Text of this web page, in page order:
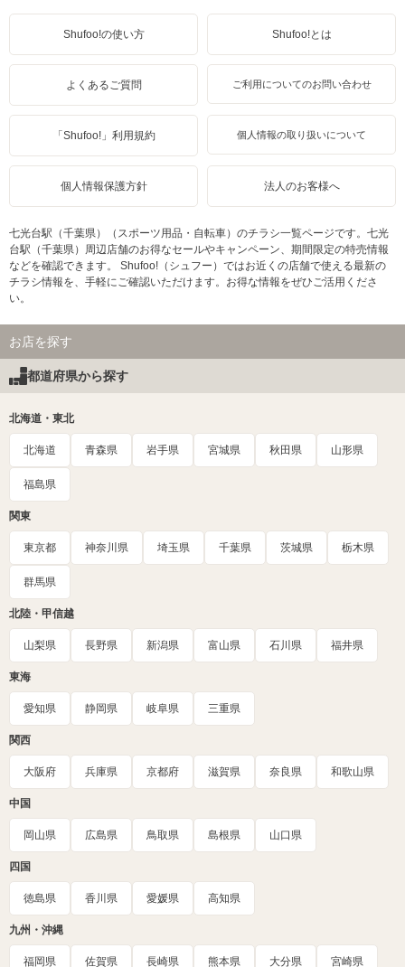
Shufoo!の使い方 Shufoo!とは
よくあるご質問 ご利用についてのお問い合わせ
「Shufoo!」利用規約 個人情報の取り扱いについて
個人情報保護方針 法人のお客様へ
七光台駅（千葉県）（スポーツ用品・自転車）のチラシ一覧ページです。七光
台駅（千葉県）周辺店舗のお得なセールやキャンペーン、期間限定の特売情報
などを確認できます。 Shufoo!（シュフー）ではお近くの店舗で使える最新の
チラシ情報を、手軽にご確認いただけます。お得な情報をぜひご活用くださ
い。
お店を探す
都道府県から探す
北海道・東北
北海道 青森県 岩手県 宮城県 秋田県 山形県
福島県
関東
東京都 神奈川県 埼玉県 千葉県 茨城県 栃木県
群馬県
北陸・甲信越
山梨県 長野県 新潟県 富山県 石川県 福井県
東海
愛知県 静岡県 岐阜県 三重県
関西
大阪府 兵庫県 京都府 滋賀県 奈良県 和歌山県
中国
岡山県 広島県 鳥取県 島根県 山口県
四国
徳島県 香川県 愛媛県 高知県
九州・沖縄
福岡県 佐賀県 長崎県 熊本県 大分県 宮崎県